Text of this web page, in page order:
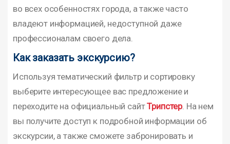
во всех особенностях города, а также часто
владеют информацией, недоступной даже
профессионалам своего дела.
Как заказать экскурсию?
Используя тематический фильтр и сортировку
выберите интересующее вас предложение и
переходите на официальный сайтТрипстер. На нем
вы получите доступ к подробной информации об
экскурсии, а также сможете забронировать и